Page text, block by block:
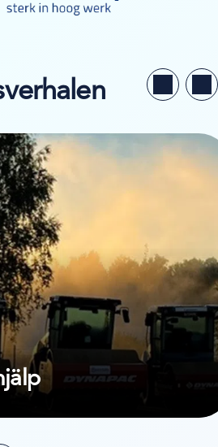
Maskinhjälp